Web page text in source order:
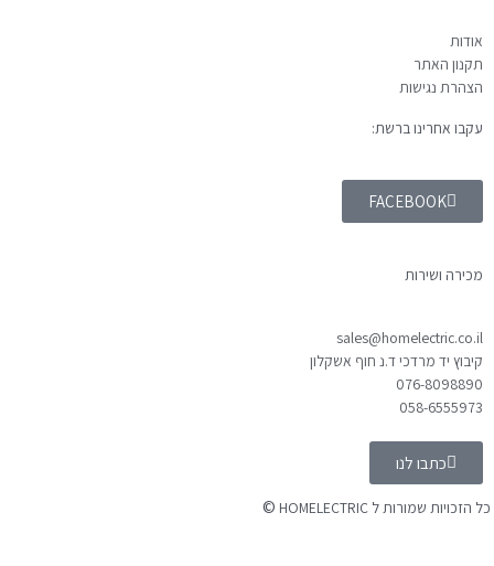
אודות
תקנון האתר
הצהרת נגישות
עקבו אחרינו ברשת:
FACEBOOK
מכירה ושירות
sales@homelectric.co.il
קיבוץ יד מרדכי ד.נ חוף אשקלון
076-8098890
058-6555973
כתבו לנו
כל הזכויות שמורות ל HOMELECTRIC ©